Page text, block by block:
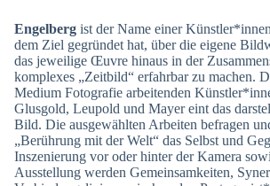
Engelberg ist der Name einer
dem Ziel gegründet hat, über die eigene
das jeweilige Œuvre hinaus in der
komplexes „Zeitbild“ erfahrbar zu machen.
Medium Fotografie arbeitenden
Glusgold, Leupold und Mayer eint das
Bild. Die ausgewählten Arbeiten befragen
„Berührung mit der Welt“ das Selbst und
Inszenierung vor oder hinter der Kamera
Ausstellung werden Gemeinsamkeiten,